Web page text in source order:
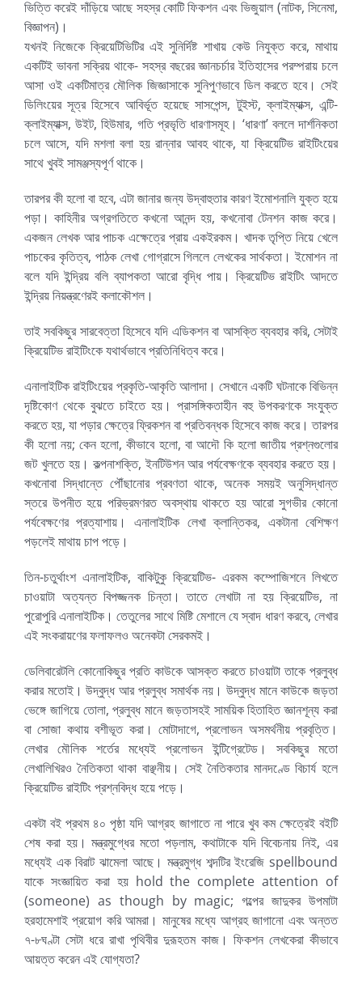
ভিত্তি করেই দাঁড়িয়ে আছে সহস্র কোটি ফিকশন এবং ভিজুয়াল (নাটক, সিনেমা,
বিজ্ঞাপন)।
যখনই নিজেকে ক্রিয়েটিভিটির এই সুনির্দিষ্ট শাখায় কেউ নিযুক্ত করে, মাথায়
একটিই ভাবনা সক্রিয় থাকে- সহস্র বছরের জ্ঞানচর্চার ইতিহাসের পরম্পরায় চলে
আসা ওই একটিমাত্র মৌলিক জিজ্ঞাসাকে সুনিপুণভাবে ডিল করতে হবে। সেই
ডিলিংয়ের সূত্র হিসেবে আবির্ভূত হয়েছে সাসপেন্স, টুইস্ট, ক্লাইম্যাক্স, এন্টি-
ক্লাইম্যাক্স, উইট, হিউমার, গতি প্রভৃতি ধারণাসমূহ। ‘ধারণা’ বললে দার্শনিকতা
চলে আসে, যদি মশলা বলা হয় রান্নার আবহ থাকে, যা ক্রিয়েটিভ রাইটিংয়ের
সাথে খুবই সামঞ্জস্যপূর্ণ থাকে।
তারপর কী হলো বা হবে, এটা জানার জন্য উদ্বাহুতার কারণ ইমোশনালি যুক্ত হয়ে
পড়া। কাহিনীর অগ্রগতিতে কখনো আনন্দ হয়, কখনোবা টেনশন কাজ করে।
একজন লেখক আর পাচক এক্ষেত্রে প্রায় একইরকম। খাদক তৃপ্তি নিয়ে খেলে
পাচকের কৃতিত্ব, পাঠক লেখা গোগ্রাসে গিললে লেখকের সার্থকতা। ইমোশন না
বলে যদি ইন্দ্রিয় বলি ব্যাপকতা আরো বৃদ্ধি পায়। ক্রিয়েটিভ রাইটিং আদতে
ইন্দ্রিয় নিয়ন্ত্রণেরই কলাকৌশল।
তাই সবকিছুর সারবেত্তা হিসেবে যদি এডিকশন বা আসক্তি ব্যবহার করি, সেটাই
ক্রিয়েটিভ রাইটিংকে যথার্থভাবে প্রতিনিধিত্ব করে।
এনালাইটিক রাইটিংয়ের প্রকৃতি-আকৃতি আলাদা। সেখানে একটি ঘটনাকে বিভিন্ন
দৃষ্টিকোণ থেকে বুঝতে চাইতে হয়। প্রাসঙ্গিকতাহীন বহু উপকরণকে সংযুক্ত
করতে হয়, যা পড়ার ক্ষেত্রে ফ্রিকশন বা প্রতিবন্ধক হিসেবে কাজ করে। তারপর
কী হলো নয়; কেন হলো, কীভাবে হলো, বা আদৌ কি হলো জাতীয় প্রশ্নগুলোর
জট খুলতে হয়। কল্পনাশক্তি, ইনটিউশন আর পর্যবেক্ষণকে ব্যবহার করতে হয়।
কখনোবা সিদ্ধান্তে পৌঁছানোর প্রবণতা থাকে, অনেক সময়ই অনুসিদ্ধান্ত
স্তরে উপনীত হয়ে পরিভ্রমণরত অবস্থায় থাকতে হয় আরো সুগভীর কোনো
পর্যবেক্ষণের প্রত্যাশায়। এনালাইটিক লেখা ক্লান্তিকর, একটানা বেশিক্ষণ
পড়লেই মাথায় চাপ পড়ে।
তিন-চতুর্থাংশ এনালাইটিক, বাকিটুকু ক্রিয়েটিভ- এরকম কম্পোজিশনে লিখতে
চাওয়াটা অত্যন্ত বিপজ্জনক চিন্তা। তাতে লেখাটা না হয় ক্রিয়েটিভ, না
পুরোপুরি এনালাইটিক। তেতুলের সাথে মিষ্টি মেশালে যে স্বাদ ধারণ করবে, লেখার
এই সংকরায়ণের ফলাফলও অনেকটা সেরকমই।
ডেলিবারেটলি কোনোকিছুর প্রতি কাউকে আসক্ত করতে চাওয়াটা তাকে প্রলুব্ধ
করার মতোই। উদ্বুদ্ধ আর প্রলুব্ধ সমার্থক নয়। উদ্বুদ্ধ মানে কাউকে জড়তা
ভেঙ্গে জাগিয়ে তোলা, প্রলুব্ধ মানে জড়তাসহই সাময়িক হিতাহিত জ্ঞানশূন্য করা
বা সোজা কথায় বশীভূত করা। মোটাদাগে, প্রলোভন অসমর্থনীয় প্রবৃত্তি।
লেখার মৌলিক শর্তের মধ্যেই প্রলোভন ইন্টিগ্রেটেড। সবকিছুর মতো
লেখালিখিরও নৈতিকতা থাকা বাঞ্ছনীয়। সেই নৈতিকতার মানদণ্ডে বিচার্য হলে
ক্রিয়েটিভ রাইটিং প্রশ্নবিদ্ধ হয়ে পড়ে।
একটা বই প্রথম ৪০ পৃষ্ঠা যদি আগ্রহ জাগাতে না পারে খুব কম ক্ষেত্রেই বইটি
শেষ করা হয়। মন্ত্রমুগ্ধের মতো পড়লাম, কথাটাকে যদি বিবেচনায় নিই, এর
মধ্যেই এক বিরাট ঝামেলা আছে। মন্ত্রমুগ্ধ শব্দটির ইংরেজি spellbound
যাকে সংজ্ঞায়িত করা হয় hold the complete attention of
(someone) as though by magic; গল্পের জাদুকর উপমাটা
হরহামেশাই প্রয়োগ করি আমরা। মানুষের মধ্যে আগ্রহ জাগানো এবং অন্তত
৭-৮ঘণ্টা সেটা ধরে রাখা পৃথিবীর দুরূহতম কাজ। ফিকশন লেখকেরা কীভাবে
আয়ত্ত করেন এই যোগ্যতা?